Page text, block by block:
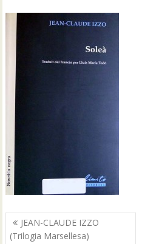
Navegació
d'entrades
JEAN-CLAUDE IZZO
(Trilogia Marsellesa)